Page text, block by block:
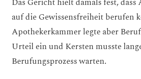
Das Gericht hielt damals fest, dass
auf die Gewissensfreiheit berufen
Apothekerkammer legte aber
Urteil ein und Kersten musste
Berufungsprozess warten.